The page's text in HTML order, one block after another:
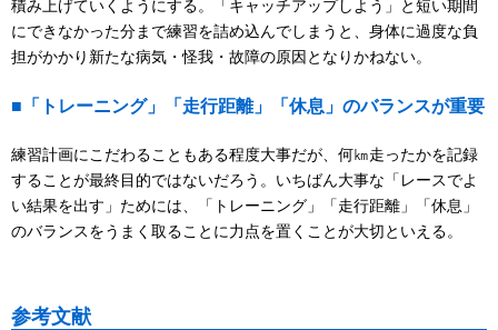
積み上げていくようにする。「キャッチアップしよう」と短い期間
にできなかった分まで練習を詰め込んでしまうと、身体に過度な負
担がかかり新たな病気・怪我・故障の原因となりかねない。
■「トレーニング」「走行距離」「休息」のバランスが重要
練習計画にこだわることもある程度大事だが、何㎞走ったかを記録
することが最終目的ではないだろう。いちばん大事な「レースでよ
い結果を出す」ためには、「トレーニング」「走行距離」「休息」
のバランスをうまく取ることに力点を置くことが大切といえる。
参考文献